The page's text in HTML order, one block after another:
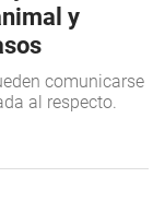
y
comunicarse
al respecto.